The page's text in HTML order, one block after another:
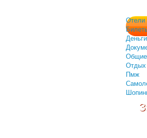
Отели
Деньги
Общие
Отдых
Пмж